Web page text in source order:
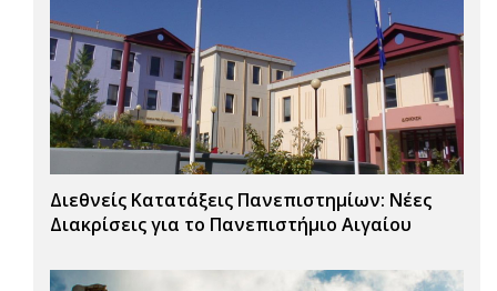
Διεθνείς Κατατάξεις Πανεπιστημίων: Νέες
Διακρίσεις για το Πανεπιστήμιο Αιγαίου